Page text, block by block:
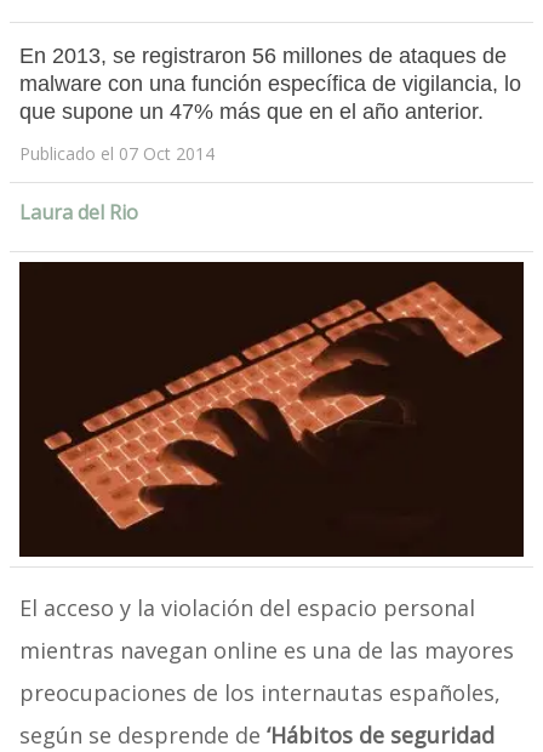
En 2013, se registraron 56 millones de ataques de
malware con una función específica de vigilancia, lo
que supone un 47% más que en el año anterior.
Publicado el 07 Oct 2014
Laura del Rio
El acceso y la violación del espacio personal
mientras navegan online es una de las mayores
preocupaciones de los internautas españoles,
según se desprende de ‘Hábitos de seguridad